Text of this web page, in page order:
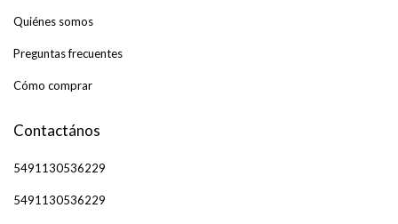
Quiénes somos
Preguntas frecuentes
Cómo comprar
Contactános
5491130536229
5491130536229